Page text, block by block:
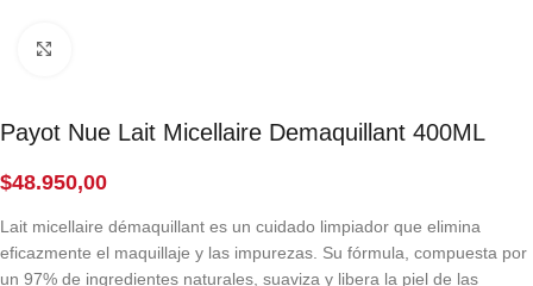
Payot Nue Lait Micellaire Demaquillant 400ML
$48.950,00
Lait micellaire démaquillant es un cuidado limpiador que elimina
eficazmente el maquillaje y las impurezas. Su fórmula, compuesta por
un 97% de ingredientes naturales, suaviza y libera la piel de las